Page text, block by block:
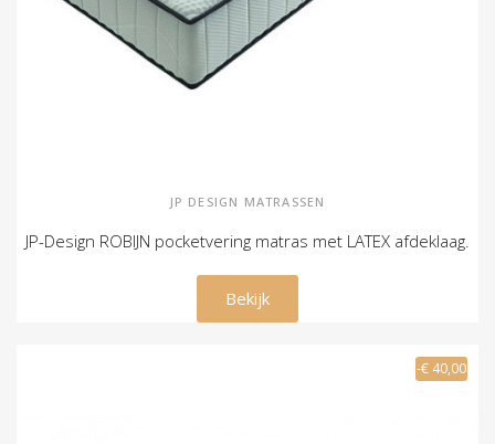
JP DESIGN MATRASSEN
JP-Design ROBIJN pocketvering matras met LATEX afdeklaag.
€ 445,00
Bekijk
-€ 40,00